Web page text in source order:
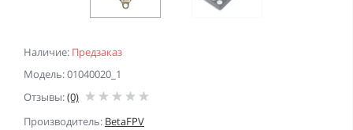
Наличие: Предзаказ
Модель: 01040020_1
Отзывы:(0)
Производитель: BetaFPV